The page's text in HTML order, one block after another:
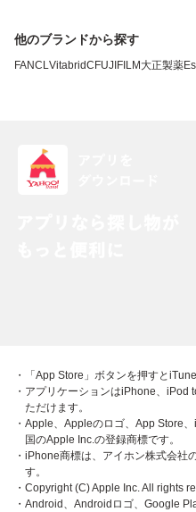
他のブランドから探す
FANCLVitabridC FUJIFILM 大正製薬
・「App Store」ボタンを押すと
・アプリケーションはiPhone、
ただけます。
・Apple、Appleのロゴ、App Store
国のApple Inc.の登録商標です。
・iPhone商標は、アイホン株式会社
す。
・Copyright (C) Apple Inc. All rights
・Android、Androidロゴ、Google